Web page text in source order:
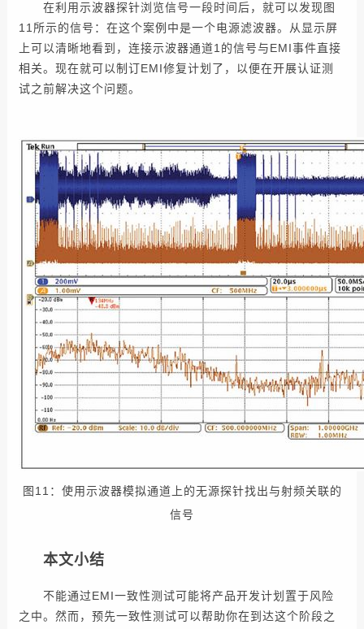
在利用示波器探针浏览信号一段时间后，就可以发现图
11所示的信号：在这个案例中是一个电源滤波器。从显示屏
上可以清晰地看到，连接示波器通道1的信号与EMI事件直接
相关。现在就可以制订EMI修复计划了，以便在开展认证测
试之前解决这个问题。
图11：使用示波器模拟通道上的无源探针找出与射频关联的
信号
本文小结
不能通过EMI一致性测试可能将产品开发计划置于风险
之中。然而，预先一致性测试可以帮助你在到达这个阶段之